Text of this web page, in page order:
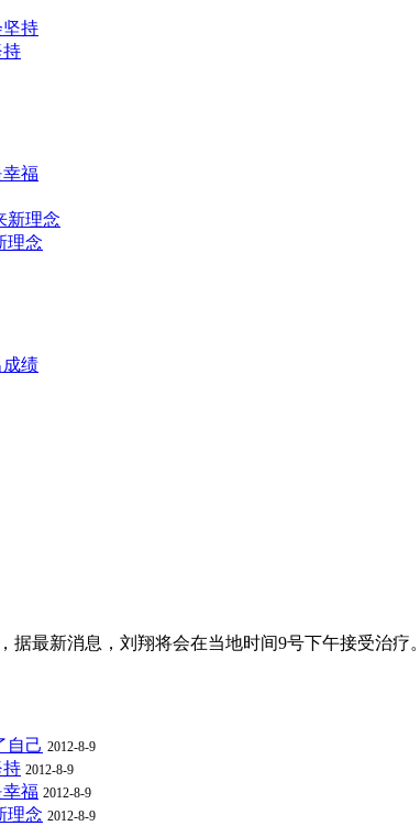
持
福
理念
绩
最新消息，刘翔将会在当地时间9号下午接受治疗。
自己 2012-8-9
持 2012-8-9
福 2012-8-9
理念 2012-8-9